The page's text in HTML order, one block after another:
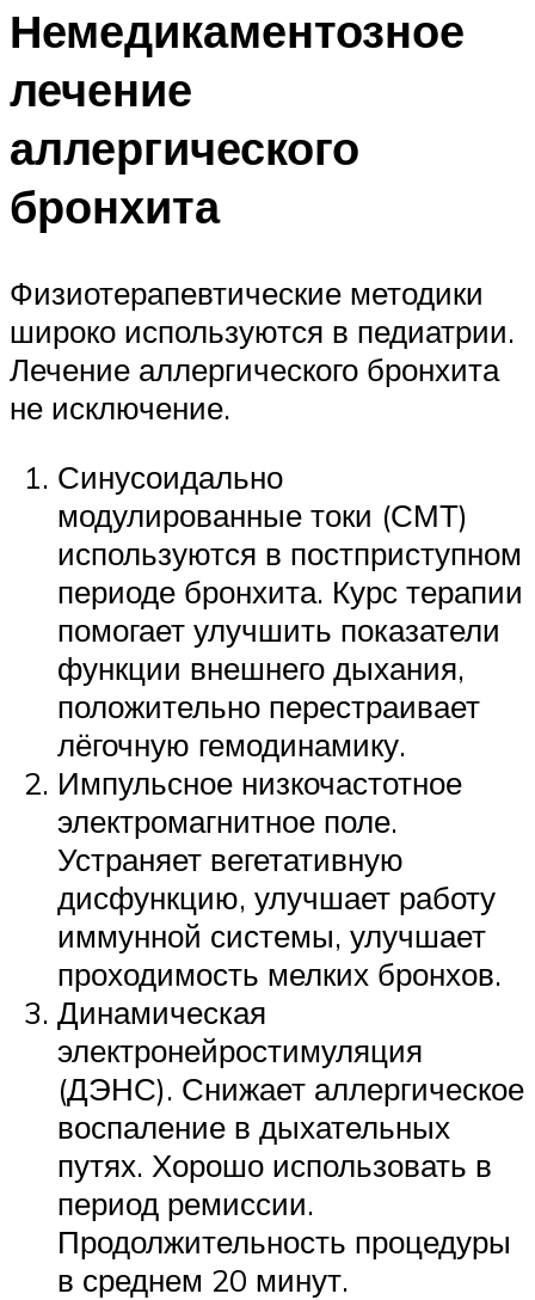
Немедикаментозное
лечение
аллергического
бронхита
Физиотерапевтические методики
широко используются в педиатрии.
Лечение аллергического бронхита
не исключение.
Синусоидально
модулированные токи (СМТ)
используются в постприступном
периоде бронхита. Курс терапии
помогает улучшить показатели
функции внешнего дыхания,
положительно перестраивает
лёгочную гемодинамику.
Импульсное низкочастотное
электромагнитное поле.
Устраняет вегетативную
дисфункцию, улучшает работу
иммунной системы, улучшает
проходимость мелких бронхов.
Динамическая
электронейростимуляция
(ДЭНС). Снижает аллергическое
воспаление в дыхательных
путях. Хорошо использовать в
период ремиссии.
Продолжительность процедуры
в среднем 20 минут.